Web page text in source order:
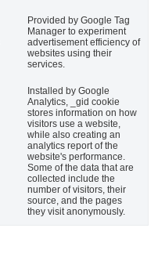
Provided by Google Tag
Manager to experiment
advertisement efficiency of
websites using their
services.
Installed by Google
Analytics, _gid cookie
stores information on how
visitors use a website,
while also creating an
analytics report of the
website's performance.
Some of the data that are
collected include the
number of visitors, their
source, and the pages
they visit anonymously.